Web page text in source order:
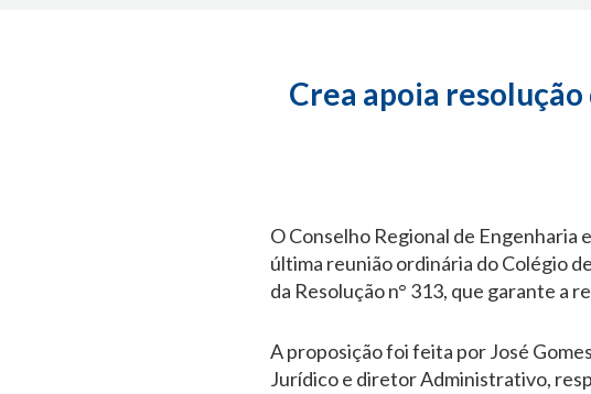
Crea apoia
O Conselho Regional de Engenharia
última reunião ordinária do Colégio
da Resolução n° 313, que garante a
A proposição foi feita por José
Jurídico e diretor Administrativo,